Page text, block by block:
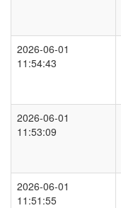
2026-06-01
11:54:43
2026-06-01
11:53:09
2026-06-01
11:51:55